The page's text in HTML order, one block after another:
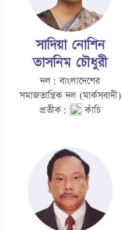
সাদিয়া নোশিন
তাসনিম চৌধুরী
দল: বাংলাদেশের
সমাজতান্ত্রিক দল (মার্কসবাদী)
প্রতীক:
কাঁচি